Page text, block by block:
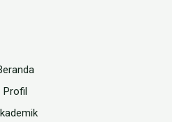
Profil